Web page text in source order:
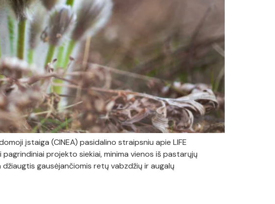
įstaiga (CINEA) pasidalino straipsniu apie LIFE
projekto siekiai, minima vienos iš pastarųjų
gausėjančiomis retų vabzdžių ir augalų